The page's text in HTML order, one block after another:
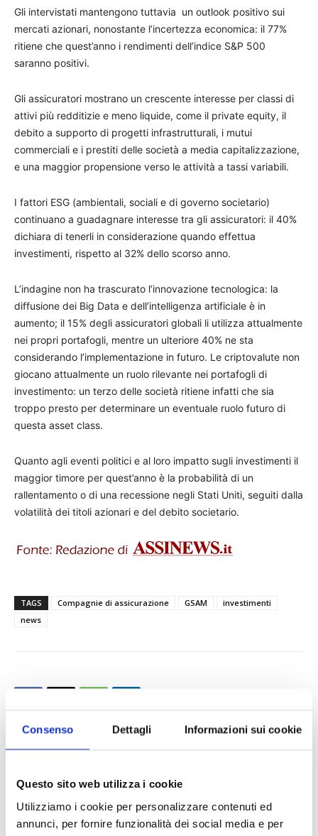
Consenso Dettagli Informazioni sui cookie
Questo sito web utilizza i cookie
Utilizziamo i cookie per personalizzare contenuti ed
annunci, per fornire funzionalità dei social media e per
Gli intervistati mantengono tuttavia un outlook positivo sui
mercati azionari, nonostante l’incertezza economica: il 77%
ritiene che quest’anno i rendimenti dell’indice S&P 500
saranno positivi.
Gli assicuratori mostrano un crescente interesse per classi di
attivi più redditizie e meno liquide, come il private equity, il
debito a supporto di progetti infrastrutturali, i mutui
commerciali e i prestiti delle società a media capitalizzazione,
e una maggior propensione verso le attività a tassi variabili.
I fattori ESG (ambientali, sociali e di governo societario)
continuano a guadagnare interesse tra gli assicuratori: il 40%
dichiara di tenerli in considerazione quando effettua
investimenti, rispetto al 32% dello scorso anno.
L’indagine non ha trascurato l’innovazione tecnologica: la
diffusione dei Big Data e dell’intelligenza artificiale è in
aumento; il 15% degli assicuratori globali li utilizza attualmente
nei propri portafogli, mentre un ulteriore 40% ne sta
considerando l’implementazione in futuro. Le criptovalute non
giocano attualmente un ruolo rilevante nei portafogli di
investimento: un terzo delle società ritiene infatti che sia
troppo presto per determinare un eventuale ruolo futuro di
questa asset class.
Quanto agli eventi politici e al loro impatto sugli investimenti il
maggior timore per quest’anno è la probabilità di un
rallentamento o di una recessione negli Stati Uniti, seguiti dalla
volatilità dei titoli azionari e del debito societario.
TAGS Compagnie di assicurazione GSAM
investimenti
news